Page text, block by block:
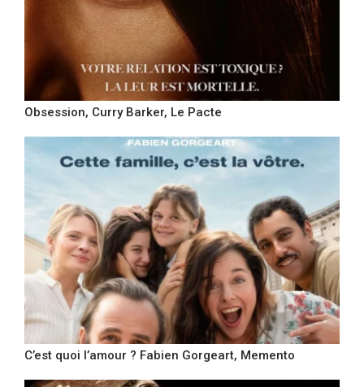
Obsession, Curry Barker, Le Pacte
C’est quoi l’amour ? Fabien Gorgeart, Memento